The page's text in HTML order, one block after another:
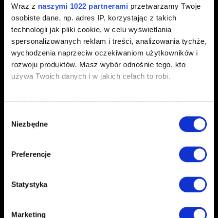
Wraz z naszymi 1022 partnerami przetwarzamy Twoje
osobiste dane, np. adres IP, korzystając z takich
technologii jak pliki cookie, w celu wyświetlania
spersonalizowanych reklam i treści, analizowania tychże,
wychodzenia naprzeciw oczekiwaniom użytkowników i
rozwoju produktów. Masz wybór odnośnie tego, kto
używa Twoich danych i w jakich celach to robi.
Jeśli wyrazisz na to zgodę, chcielibyśmy również:
geograficznej z dokładnością nawet do kilku metrów
analizując charakteryzującego je zbiory danych
(fingerprinting, czyli wirtualny odcisk palca)
dane są przetwarzane oraz ustaw własne preferencje w
zmienić lub wycofać swoją zgodę w dowolnej chwili.
zgody
Niezbędne
Preferencje
Statystyka
Marketing